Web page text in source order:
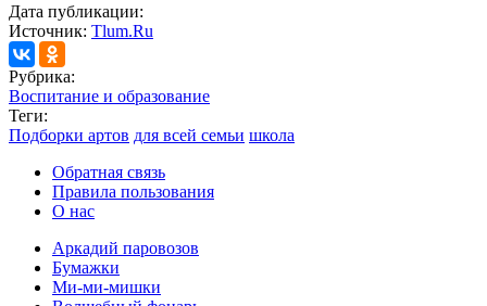
Дата публикации:
Источник: Tlum.Ru
Рубрика:
Воспитание и образование
Теги:
Подборки артов для всей семьи школа
Обратная связь
Правила пользования
О нас
Аркадий паровозов
Бумажки
Ми-ми-мишки